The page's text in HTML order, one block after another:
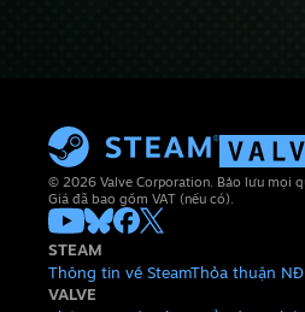
© 2026 Valve Corporation. Bảo lưu mọi
Giá đã bao gồm VAT (nếu có).
STEAM
Thông tin về SteamThỏa thuận
VALVE